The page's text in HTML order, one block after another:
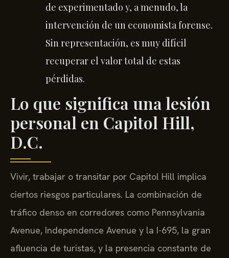
de experimentado y, a menudo, la
intervención de un economista forense.
Sin representación, es muy difícil
recuperar el valor total de estas
pérdidas.
Lo que significa una lesión
personal en Capitol Hill,
D.C.
Vivir, trabajar o transitar por Capitol Hill implica
ciertos riesgos particulares. La combinación de
tráfico denso en corredores como Pennsylvania
Avenue, Independence Avenue y la I-695, la gran
afluencia de turistas, y la presencia constante de